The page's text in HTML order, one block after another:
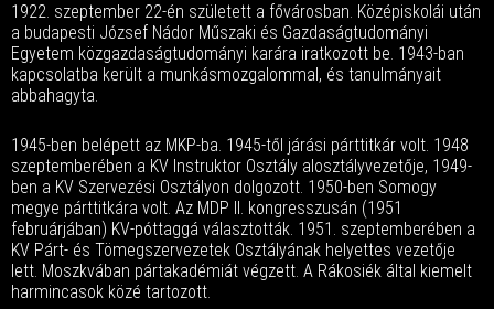
1922. szeptember 22-én született a fővárosban. Középiskolái után
a budapesti József Nádor Műszaki és Gazdaságtudományi
Egyetem közgazdaságtudományi karára iratkozott be. 1943-ban
kapcsolatba került a munkásmozgalommal, és tanulmányait
abbahagyta.
1945-ben belépett az MKP-ba. 1945-től járási párttitkár volt. 1948
szeptemberében a KV Instruktor Osztály alosztályvezetője, 1949-
ben a KV Szervezési Osztályon dolgozott. 1950-ben Somogy
megye párttitkára volt. Az MDP II. kongresszusán (1951
februárjában) KV-póttaggá választották. 1951. szeptemberében a
KV Párt- és Tömegszervezetek Osztályának helyettes vezetője
lett. Moszkvában pártakadémiát végzett. A Rákosiék által kiemelt
harmincasok közé tartozott.